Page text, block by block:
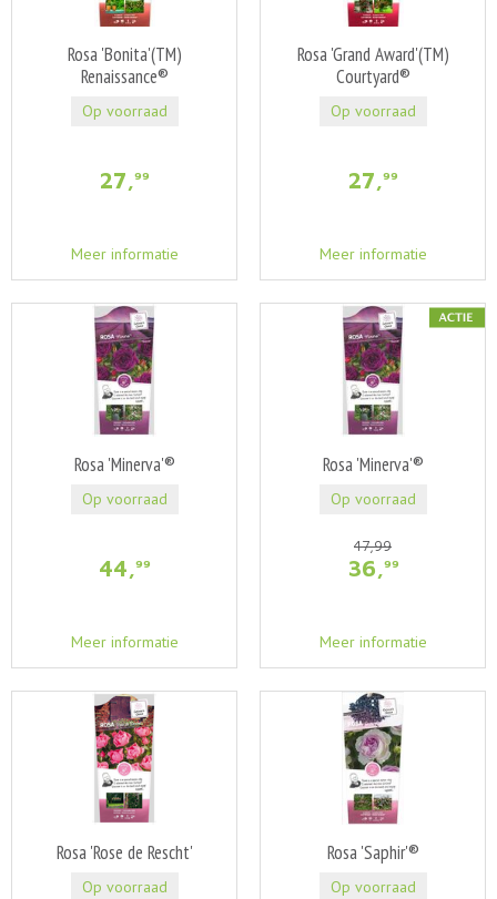
Rosa 'Bonita'(TM)
Renaissance®
27,99
Meer informatie
Op voorraad
Rosa 'Grand Award'(TM)
Courtyard®
27,99
Meer informatie
Op voorraad
Rosa 'Minerva'®
44,99
Meer informatie
Op voorraad
Rosa 'Minerva'®
47,99
36,99
Meer informatie
Op voorraad
Rosa 'Rose de Rescht'
Op voorraad
Rosa 'Saphir'®
Op voorraad